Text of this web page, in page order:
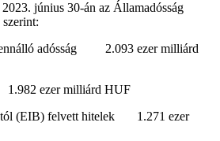
június 30-án az Államadósság
adósság 2.093 ezer milliárd
1.982 ezer milliárd HUF
(EIB) felvett hitelek 1.271 ezer